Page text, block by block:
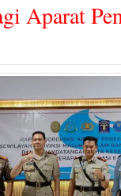
Aparat